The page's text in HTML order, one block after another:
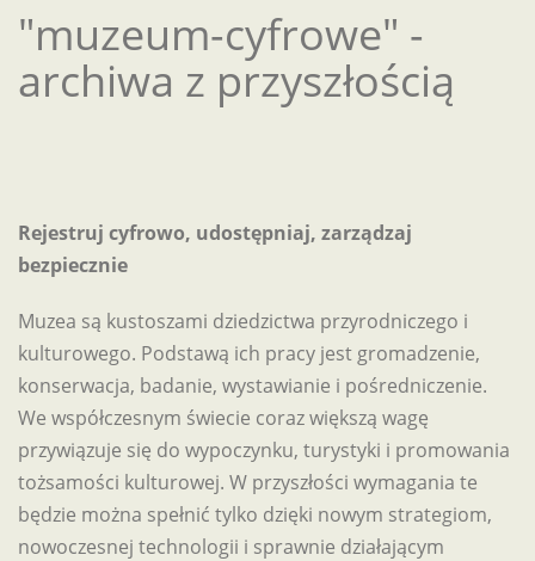
"muzeum-cyfrowe" -
archiwa z przyszłością
Rejestruj cyfrowo, udostępniaj, zarządzaj
bezpiecznie
Muzea są kustoszami dziedzictwa przyrodniczego i
kulturowego. Podstawą ich pracy jest gromadzenie,
konserwacja, badanie, wystawianie i pośredniczenie.
We współczesnym świecie coraz większą wagę
przywiązuje się do wypoczynku, turystyki i promowania
tożsamości kulturowej. W przyszłości wymagania te
będzie można spełnić tylko dzięki nowym strategiom,
nowoczesnej technologii i sprawnie działającym